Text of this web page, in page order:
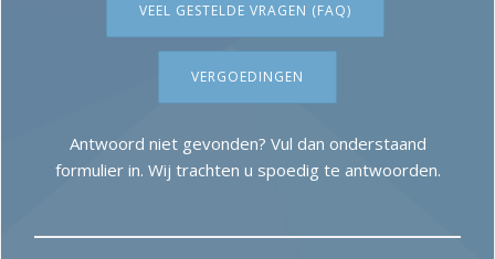
VEEL GESTELDE VRAGEN (FAQ)
VERGOEDINGEN
Antwoord niet gevonden? Vul dan onderstaand
formulier in. Wij trachten u spoedig te antwoorden.